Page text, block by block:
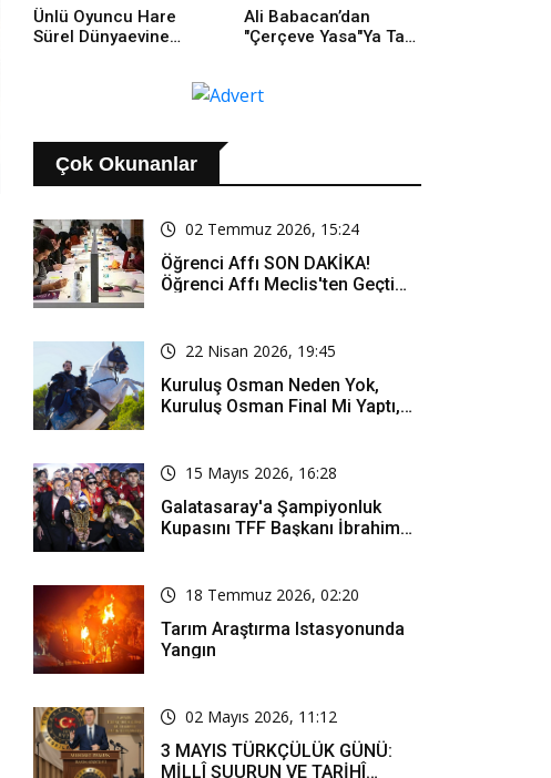
Ünlü Oyuncu Hare
Sürel Dünyaevine
Ali Babacan’dan
"Çerçeve Yasa"ya Tam
Çok Okunanlar
02 Temmuz 2026, 15:24
Öğrenci Affı SON DAKİKA!
Öğrenci Affı Meclis'ten Geçti
22 Nisan 2026, 19:45
Kuruluş Osman Neden Yok,
Kuruluş Osman Final Mi Yaptı,
Zaman Yayınlanacak?
15 Mayıs 2026, 16:28
Galatasaray'a Şampiyonluk
Kupasını TFF Başkanı İbrahim
18 Temmuz 2026, 02:20
Tarım Araştırma Istasyonunda
Yangın
02 Mayıs 2026, 11:12
3 MAYIS TÜRKÇÜLÜK GÜNÜ:
MİLLÎ ŞUURUN VE TARİHÎ